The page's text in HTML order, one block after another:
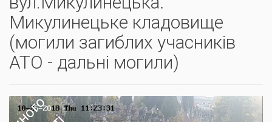
Микулинецьке кладовище
(могили загиблих учасників
АТО - дальні могили)